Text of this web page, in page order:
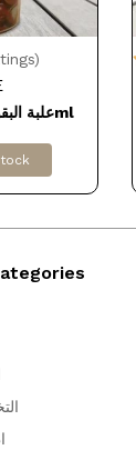
علبة البقوليات الجوكر 300ml